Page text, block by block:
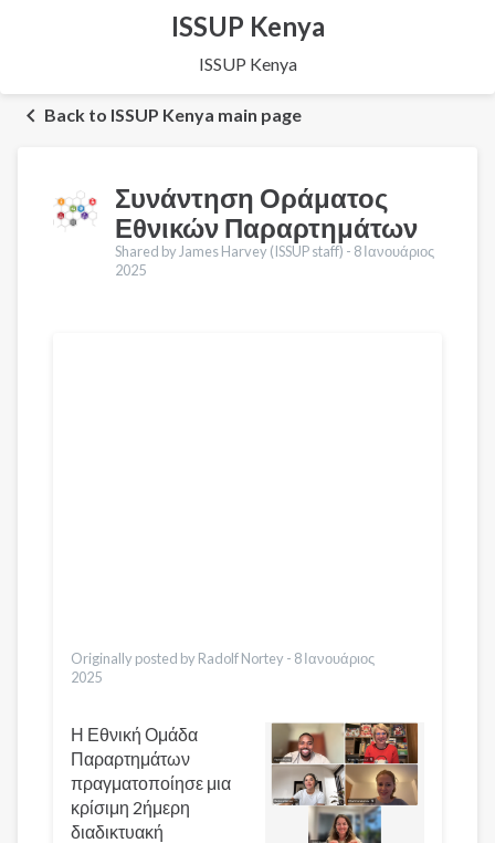
ISSUP Kenya
ISSUP Kenya
Back to ISSUP Kenya main page
Συνάντηση Οράματος
Εθνικών Παραρτημάτων
Shared by James Harvey (ISSUP staff) - 8 Ιανουάριος
2025
Originally posted by Radolf Nortey - 8 Ιανουάριος
2025
Η Εθνική Ομάδα
Παραρτημάτων
πραγματοποίησε μια
κρίσιμη 2ήμερη
διαδικτυακή